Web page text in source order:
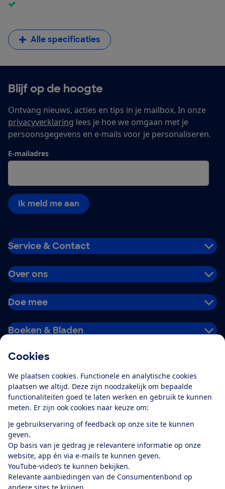
Cookies
We plaatsen cookies. Functionele en analytische cookies
plaatsen we altijd. Deze zijn noodzakelijk om bepaalde
functionaliteiten goed te laten werken en gebruik te kunnen
meten. Er zijn ook cookies naar keuze om:
Je gebruikservaring of feedback op onze site te kunnen
geven.
Op basis van je gedrag je relevantere informatie op onze
website, app én via e-mails te kunnen geven.
YouTube-video’s te kunnen bekijken.
Relevante aanbiedingen van de Consumentenbond op
Alle specificaties
Blijf op de hoogte
Ontvang nieuws, acties en tips in je mailbox. In onze
privacyverklaring lees je hoe we omgaan met je
persoonsgegevens en e-mails voor je personaliseren.
E-mailadres
Ik meld me aan
Service & Contact
Over ons
Doe mee
Boeken & Bladen
Alles over de
app
Algemene Voorwaarden
Privacyverklaring
Cookiebeleid
Privacyvoorkeuren
Toegankelijkheid